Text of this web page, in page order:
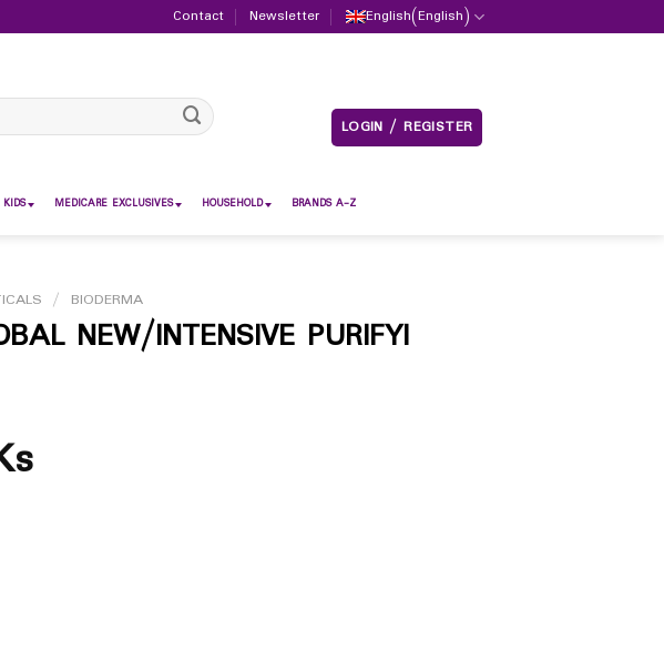
Contact Newsletter English(English)
LOGIN / REGISTER
MEDICARE EXCLUSIVES HOUSEHOLD BRANDS A-Z
/ BIODERMA
NEW/INTENSIVE PURIFYI